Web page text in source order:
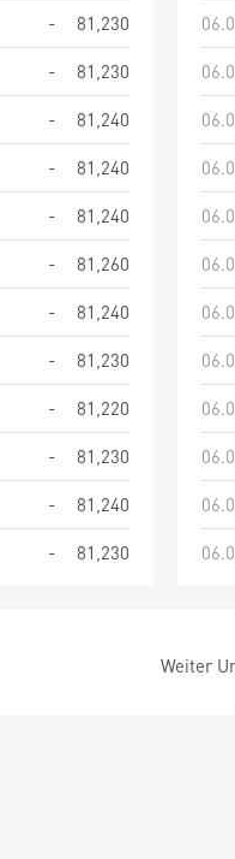
-
81,230
-
81,230
-
81,240
-
81,240
-
81,240
-
81,260
-
81,240
-
81,230
-
81,220
-
81,230
-
81,240
- 81,230
Weiter